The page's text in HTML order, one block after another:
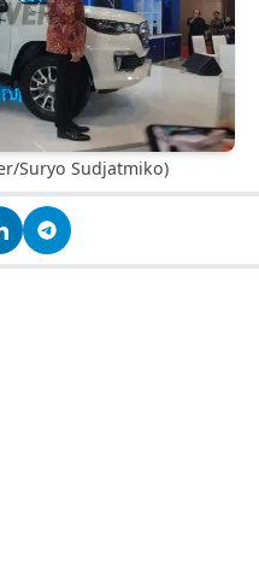
Suryo Sudjatmiko)